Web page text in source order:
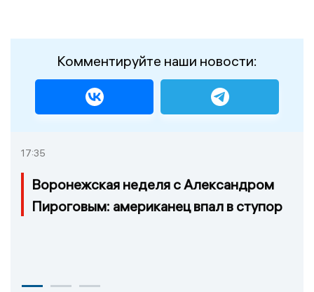
Комментируйте наши новости:
17:35
Воронежская неделя с Александром
Пироговым: американец впал в ступор